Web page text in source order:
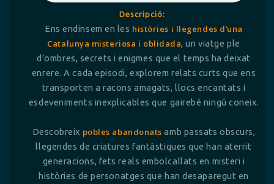
Descripció:
Ens endinsem en les històries i llegendes d’una
Catalunya misteriosa i oblidada, un viatge ple
d’ombres, secrets i enigmes que el temps ha deixat
enrere. A cada episodi, explorem relats curts que ens
transporten a racons amagats, llocs encantats i
esdeveniments inexplicables que gairebé ningú coneix.
Descobreix pobles abandonats amb passats obscurs,
llegendes de criatures fantàstiques que han aterrit
generacions, fets reals embolcallats en misteri i
històries de personatges que han desaparegut en